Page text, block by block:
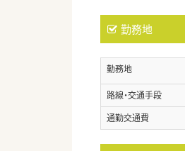
勤務地
勤務地
路線・交通手段
通勤交通費